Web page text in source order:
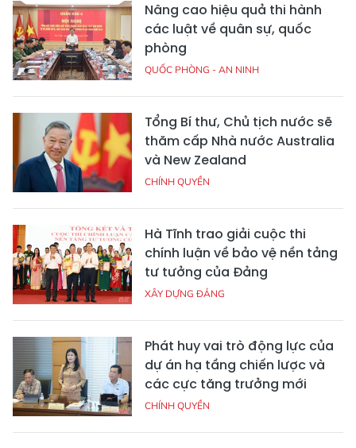
Nâng cao hiệu quả thi hành
các luật về quân sự, quốc
phòng
QUỐC PHÒNG - AN NINH
Tổng Bí thư, Chủ tịch nước sẽ
thăm cấp Nhà nước Australia
và New Zealand
CHÍNH QUYỀN
Hà Tĩnh trao giải cuộc thi
chính luận về bảo vệ nền tảng
tư tưởng của Đảng
XÂY DỰNG ĐẢNG
Phát huy vai trò động lực của
dự án hạ tầng chiến lược và
các cực tăng trưởng mới
CHÍNH QUYỀN